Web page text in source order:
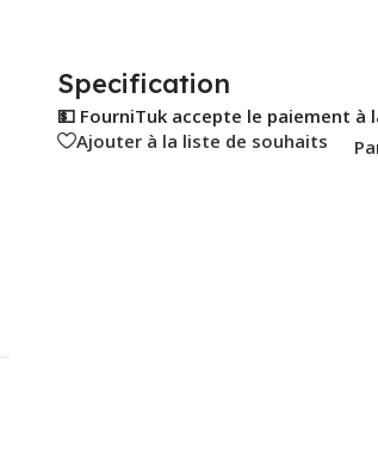
Specification
💵 FourniTuk accepte le paiement à
Ajouter à la liste de souhaits